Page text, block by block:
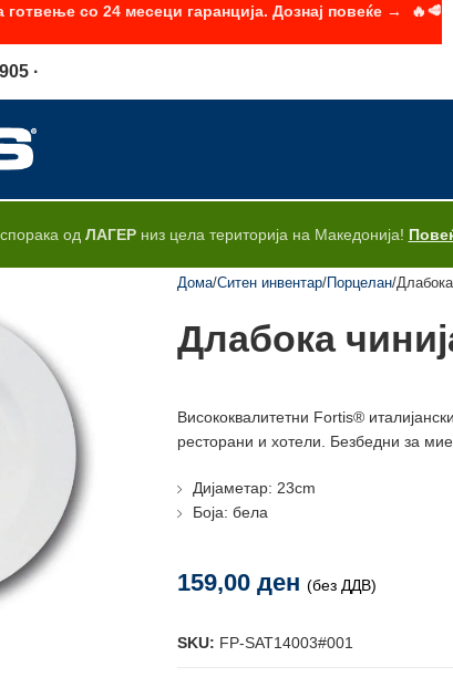
·
од ЛАГЕРниз цела територија на Македонија!
Дома Ситен инвентар Порцелан
Длабока
Висококвалитетни Fortis®
ресторани и хотели. Безбедни за
Дијаметар: 23cm
Боја: бела
159,00ден (без ДДВ)
SKU: FP-SAT14003#001
со 24 месеци гаранција. Дознај повеќе → 🔥🥩